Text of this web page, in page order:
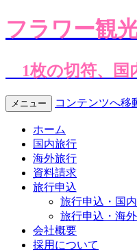
フラワー観
1枚の切符、国
メニュー コンテンツへ移
ホーム
国内旅行
海外旅行
資料請求
旅行申込
旅行申込・国
旅行申込・海
会社概要
採用について